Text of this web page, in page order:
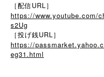
［配信URL］
https://www.youtube.com/
s2Ug
［投げ銭URL］
https://
eg31.html